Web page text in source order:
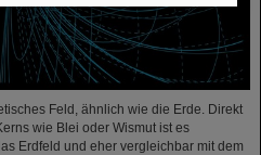
Feld, ähnlich wie die Erde. Direkt
wie Blei oder Wismut ist es
Erdfeld und eher vergleichbar mit dem